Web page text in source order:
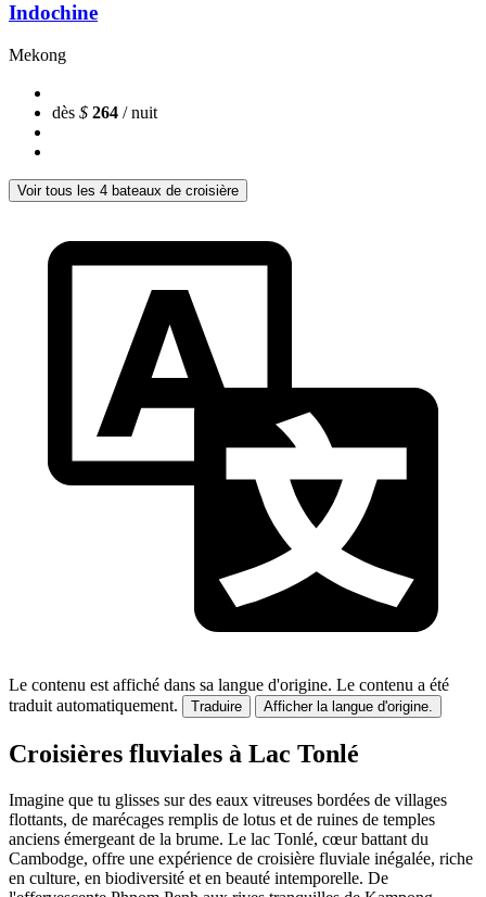
Indochine
Mekong
dès $ 264 / nuit
Voir tous les 4 bateaux de croisière
Le contenu est affiché dans sa langue d'origine. Le contenu a été
traduit automatiquement.
Traduire Afficher la langue d'origine.
Croisières fluviales à Lac Tonlé
Imagine que tu glisses sur des eaux vitreuses bordées de villages
flottants, de marécages remplis de lotus et de ruines de temples
anciens émergeant de la brume. Le lac Tonlé, cœur battant du
Cambodge, offre une expérience de croisière fluviale inégalée, riche
en culture, en biodiversité et en beauté intemporelle. De